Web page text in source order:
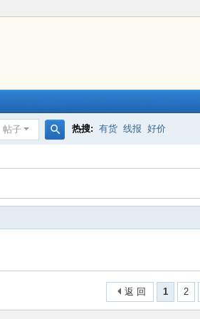
帖子
索
热搜: 有货 线报 好价
1 2
返 回